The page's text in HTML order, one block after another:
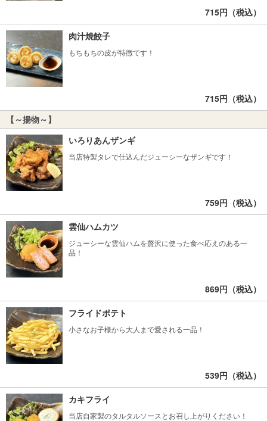
715円（税込）
肉汁焼餃子
もちもちの皮が特徴です！
715円（税込）
【～揚物～】
いろりあんザンギ
当店特製タレで仕込んだジューシーなザンギです！
759円（税込）
雲仙ハムカツ
ジューシーな雲仙ハムを贅沢に使った食べ応えのある一
品！
869円（税込）
フライドポテト
小さなお子様から大人まで愛される一品！
539円（税込）
カキフライ
当店自家製のタルタルソースとお召し上がりください！